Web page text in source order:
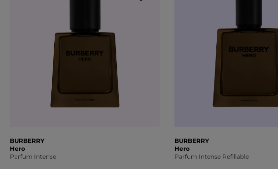
BURBERRY
Hero
Parfum Intense
BURBERRY
Hero
Parfum Intense Refillable